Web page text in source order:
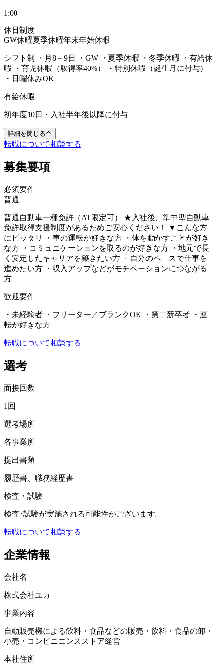
1:00
休日制度
GW休暇夏季休暇年末年始休暇
シフト制 ・月8～9日 ・GW ・夏季休暇 ・冬季休暇 ・有給休
暇 ・育児休暇（取得率40%） ・特別休暇（誕生月に付与）
・日曜休みOK
有給休暇
初年度10日・入社半年後以降に付与
詳細を閉じる
転職について相談する
募集要項
必須要件
普通
普通自動車一種免許（AT限定可） ★入社後、準中型自動車
免許取得支援制度があるためご安心ください！ ▼こんな方
にピッタリ ・車の運転が好きな方 ・体を動かすことが好き
な方 ・コミュニケーションを取るのが好きな方 ・地元で長
く安定したキャリアを築きたい方 ・自分のペースで仕事を
進めたい方 ・収入アップなどがモチベーションにつながる
方
歓迎要件
・未経験者 ・フリーター／ブランクOK ・第二新卒者 ・運
転が好きな方
転職について相談する
選考
面接回数
1回
選考場所
各事業所
提出書類
履歴書、職務経歴書
検査・試験
検査･試験が実施される可能性がございます。
転職について相談する
企業情報
会社名
株式会社ユカ
事業内容
自動販売機による飲料・食品などの販売・飲料・食品の卸・
小売・コンビニエンスストア経営
本社住所